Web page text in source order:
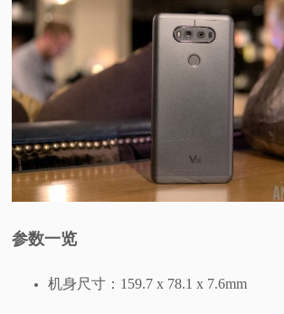
视
频
科
普
参数一览
机身尺寸：159.7 x 78.1 x 7.6mm